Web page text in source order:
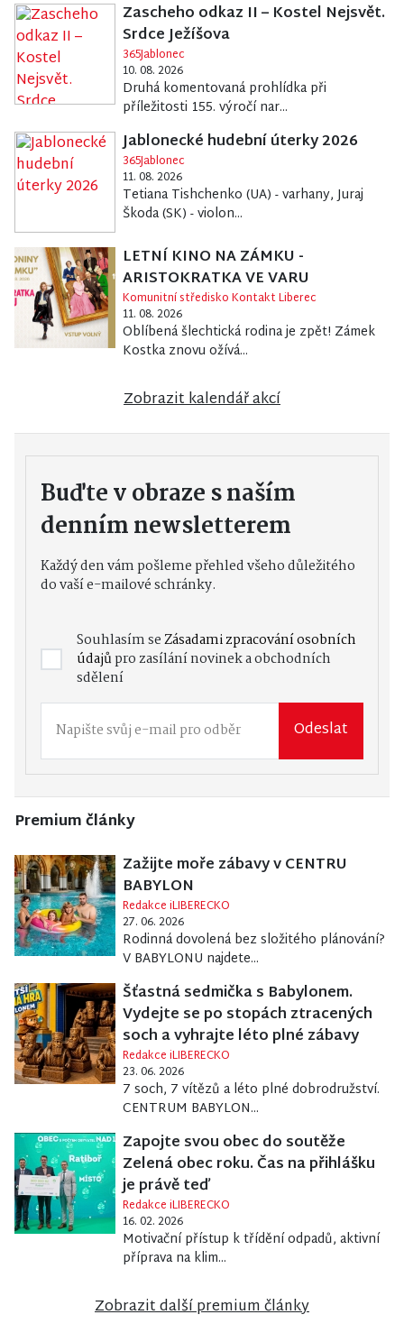
Zascheho odkaz II – Kostel Nejsvět.
Srdce Ježíšova
365Jablonec
10. 08. 2026
Druhá komentovaná prohlídka při
příležitosti 155. výročí nar...
Jablonecké hudební úterky 2026
365Jablonec
11. 08. 2026
Tetiana Tishchenko (UA) - varhany, Juraj
Škoda (SK) - violon...
LETNÍ KINO NA ZÁMKU -
ARISTOKRATKA VE VARU
Komunitní středisko Kontakt Liberec
11. 08. 2026
Oblíbená šlechtická rodina je zpět! Zámek
Kostka znovu ožívá...
Zobrazit kalendář akcí
Buďte v obraze s naším
denním newsletterem
Každý den vám pošleme přehled všeho důležitého
do vaší e-mailové schránky.
Souhlasím seZásadami zpracování osobních
údajůpro zasílání novinek a obchodních
sdělení
Odeslat
Premium články
Zažijte moře zábavy v CENTRU
BABYLON
Redakce iLIBERECKO
27. 06. 2026
Rodinná dovolená bez složitého plánování?
V BABYLONU najdete...
Šťastná sedmička s Babylonem.
Vydejte se po stopách ztracených
soch a vyhrajte léto plné zábavy
Redakce iLIBERECKO
23. 06. 2026
7 soch, 7 vítězů a léto plné dobrodružství.
CENTRUM BABYLON...
Zapojte svou obec do soutěže
Zelená obec roku. Čas na přihlášku
je právě teď
Redakce iLIBERECKO
16. 02. 2026
Motivační přístup k třídění odpadů, aktivní
příprava na klim...
Zobrazit další premium články